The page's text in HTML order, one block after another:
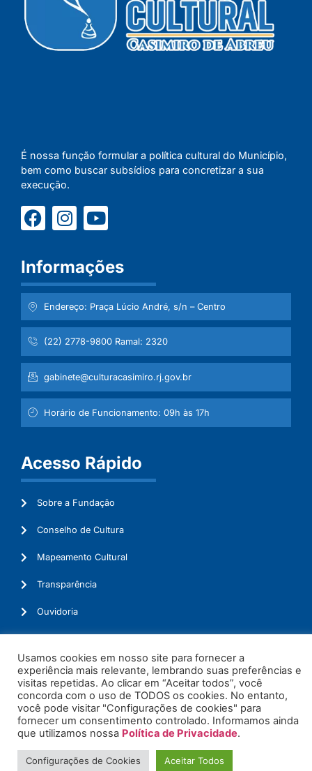
É nossa função formular a política cultural do Município,
bem como buscar subsídios para concretizar a sua
execução.
Informações
Endereço: Praça Lúcio André, s/n – Centro
(22) 2778-9800 Ramal: 2320
gabinete@culturacasimiro.rj.gov.br
Horário de Funcionamento: 09h às 17h
Acesso Rápido
Sobre a Fundação
Conselho de Cultura
Mapeamento Cultural
Transparência
Ouvidoria
© 2026. Todos os Direitos Reservados.
Usamos cookies em nosso site para fornecer a
experiência mais relevante, lembrando suas preferências e
visitas repetidas. Ao clicar em “Aceitar todos”, você
concorda com o uso de TODOS os cookies. No entanto,
você pode visitar "Configurações de cookies" para
fornecer um consentimento controlado. Informamos ainda
que utilizamos nossa Política de Privacidade.
Configurações de Cookies Aceitar Todos